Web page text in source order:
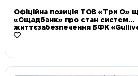
Офіційна позиція ТОВ «Три О»
«Ощадбанк» про стан систем
життєзабезпечення БФК